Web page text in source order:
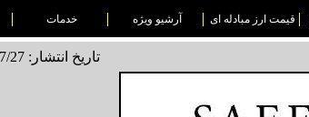
قیمت ارز مبادله ای آرشیو ویژه خدمات
تاریخ انتشار: 1497/07/27